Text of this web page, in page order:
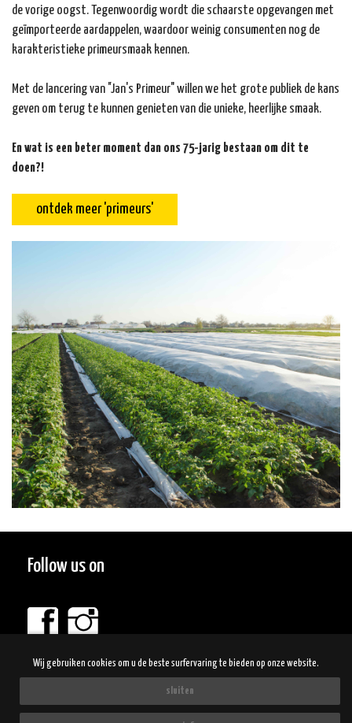
Wij gebruiken cookies om u de beste surfervaring te bieden op onze website.
sluiten
de vorige oogst. Tegenwoordig wordt die schaarste opgevangen met
geïmporteerde aardappelen, waardoor weinig consumenten nog de
karakteristieke primeursmaak kennen.
Met de lancering van "Jan's Primeur" willen we het grote publiek de kans
geven om terug te kunnen genieten van die unieke, heerlijke smaak.
En wat is een beter moment dan ons 75-jarig bestaan om dit te
doen?!
ontdek meer 'primeurs'
Follow us on
Jan's Primeur is een merk van Warnez nv
Cookie policy-website disclaimer